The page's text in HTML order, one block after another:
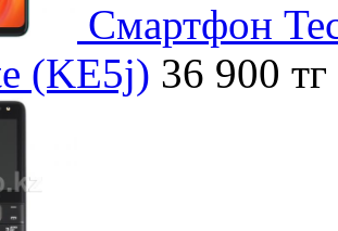
Смартфон
(KE5j) 36 900 тг